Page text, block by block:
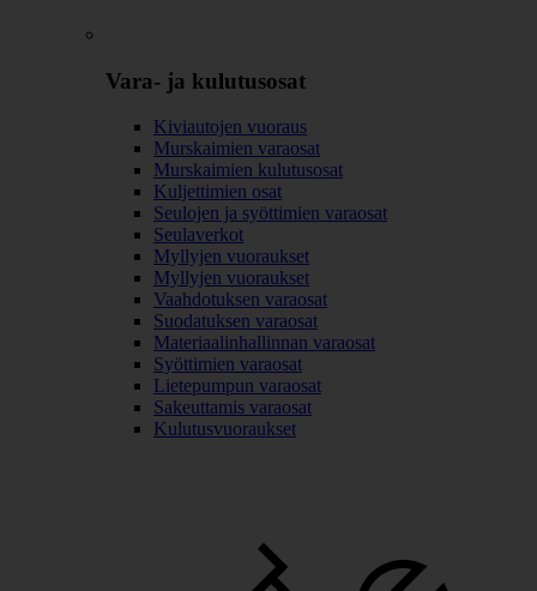
Vara- ja kulutusosat
Kiviautojen vuoraus
Murskaimien varaosat
Murskaimien kulutusosat
Kuljettimien osat
Seulojen ja syöttimien varaosat
Seulaverkot
Myllyjen vuoraukset
Myllyjen vuoraukset
Vaahdotuksen varaosat
Suodatuksen varaosat
Materiaalinhallinnan varaosat
Syöttimien varaosat
Lietepumpun varaosat
Sakeuttamis varaosat
Kulutusvuoraukset